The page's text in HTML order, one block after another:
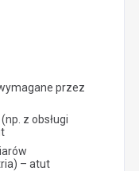
przez
z obsługi
– atut